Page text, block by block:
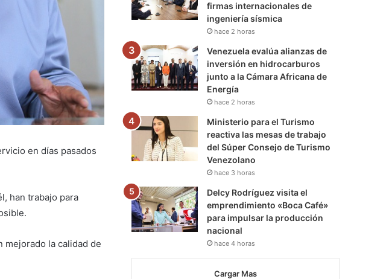
en días pasados
han trabajo para
mejorado la calidad de
firmas internacionales de
ingeniería sísmica
hace 2 horas
Venezuela evalúa alianzas de
inversión en hidrocarburos
junto a la Cámara Africana de
Energía
hace 2 horas
Ministerio para el Turismo
reactiva las mesas de trabajo
del Súper Consejo de Turismo
Venezolano
hace 3 horas
Delcy Rodríguez visita el
emprendimiento «Boca Café»
para impulsar la producción
nacional
hace 4 horas
Cargar Mas